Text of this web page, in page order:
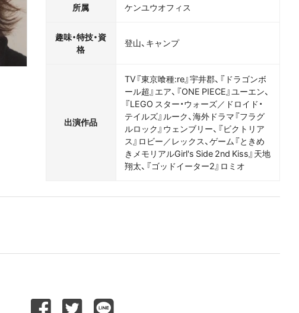
所属 ケンユウオフィス
趣味・特技・資
格
登山、キャンプ
出演作品
TV『東京喰種:re』宇井郡、『ドラゴンボ
ール超』エア、『ONE PIECE』ユーエン、
『LEGO スター・ウォーズ／ドロイド・
テイルズ』ルーク、海外ドラマ『フラグ
ルロック』ウェンブリー、『ビクトリア
ス』ロビー／レックス、ゲーム『ときめ
きメモリアルGirl's Side 2nd Kiss』天地
翔太、『ゴッドイーター2』ロミオ